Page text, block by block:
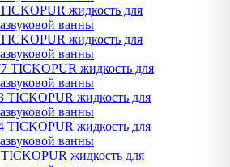
жидкость для
ванны
жидкость для
ванны
TICKOPUR жидкость для
ванны
TICKOPUR жидкость для
ванны
TICKOPUR жидкость для
ванны
жидкость для